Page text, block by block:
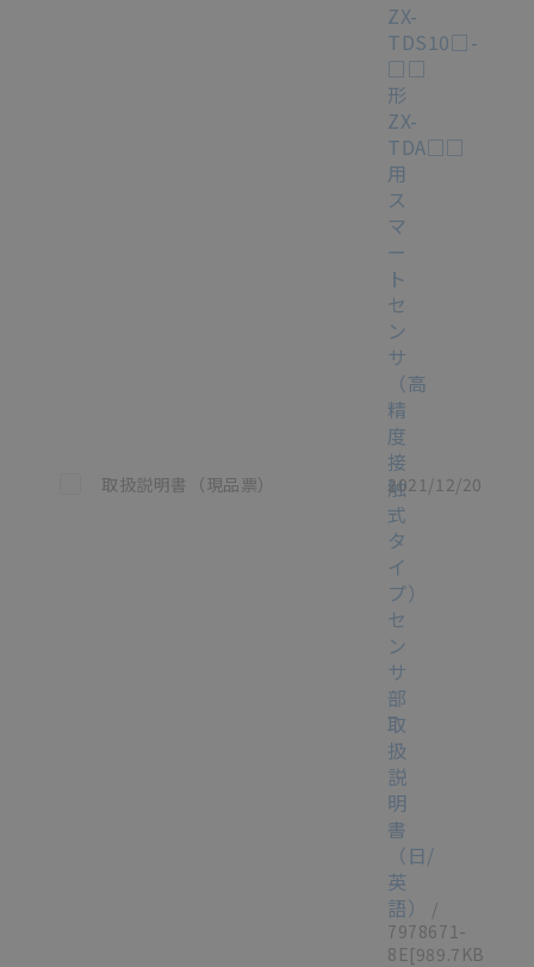
この資料を選択
取扱説明書（現品票）
ZX-
TDS10□-
□□
形
ZX-
TDA□□
用
ス
マ
ー
ト
セ
ン
サ
（高
精
度
接
触
式
タ
イ
プ）
セ
ン
サ
部
取
扱
説
明
書
（日/
英
語）
/
7978671-
8E[989.7KB]
2021/12/20